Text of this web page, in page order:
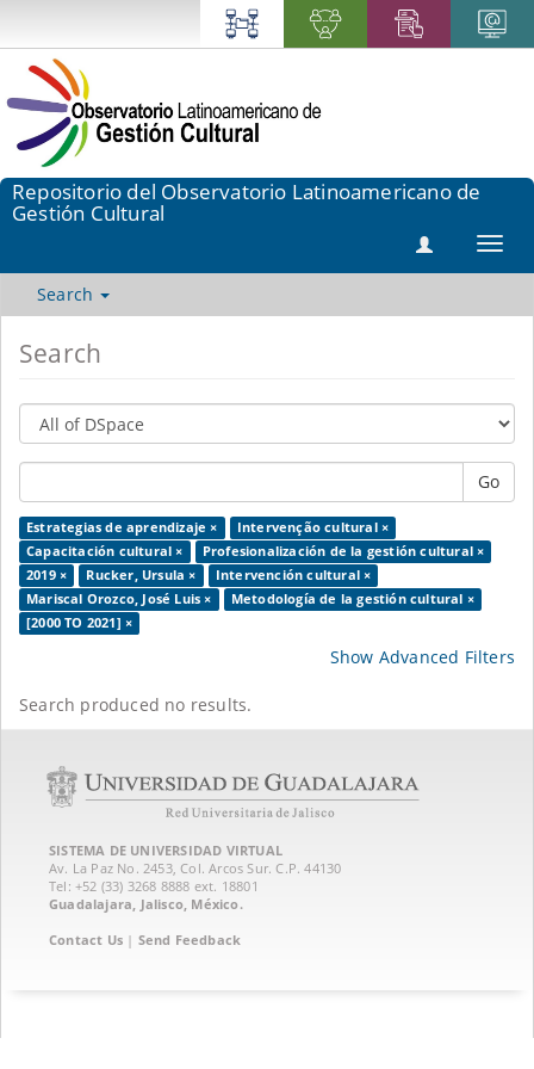
Repositorio del Observatorio Latinoamericano de
Gestión Cultural
Search
Search
Go
Estrategias de aprendizaje ×
Intervenção cultural ×
Capacitación cultural ×
Profesionalización de la gestión cultural ×
2019 ×
Rucker, Ursula ×
Intervención cultural ×
Mariscal Orozco, José Luis ×
Metodología de la gestión cultural ×
[2000 TO 2021] ×
Show Advanced Filters
Search produced no results.
SISTEMA DE UNIVERSIDAD VIRTUAL
Av. La Paz No. 2453, Col. Arcos Sur. C.P. 44130
Tel: +52 (33) 3268 8888‏ ext. 18801
Guadalajara, Jalisco, México.
Contact Us | Send Feedback